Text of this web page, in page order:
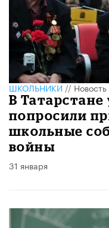
ШКОЛЬНИКИ//Новость
В Татарстане
попросили
школьные
войны
31 января